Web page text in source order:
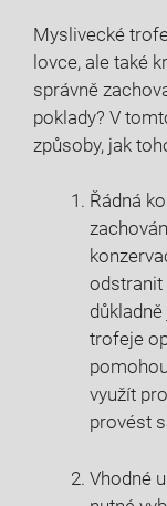
Myslivecké
lovce, ale také
správně
poklady? V
způsoby, jak
Řádná
odstranit
trofeje
využít
provést
Vhodné